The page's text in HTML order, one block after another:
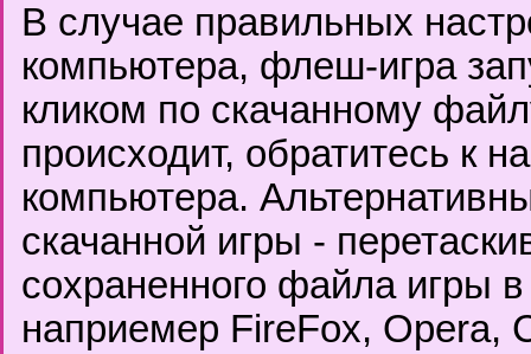
В случае правильных
компьютера, флеш-игра
кликом по скачанному
происходит, обратитесь к
компьютера.
скачанной игры -
сохраненного файла игры
наприемер FireFox, Opera,